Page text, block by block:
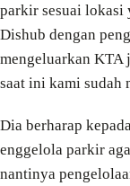
parkir sesuai lokasi
Dishub dengan
mengeluarkan
saat ini kami sudah
Dia berharap
enggelola parkir
nantinya